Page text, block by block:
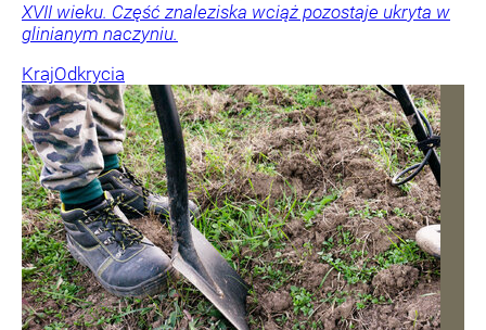
XVII wieku. Część znaleziska wciąż pozostaje ukryta w
glinianym naczyniu.
KrajOdkrycia